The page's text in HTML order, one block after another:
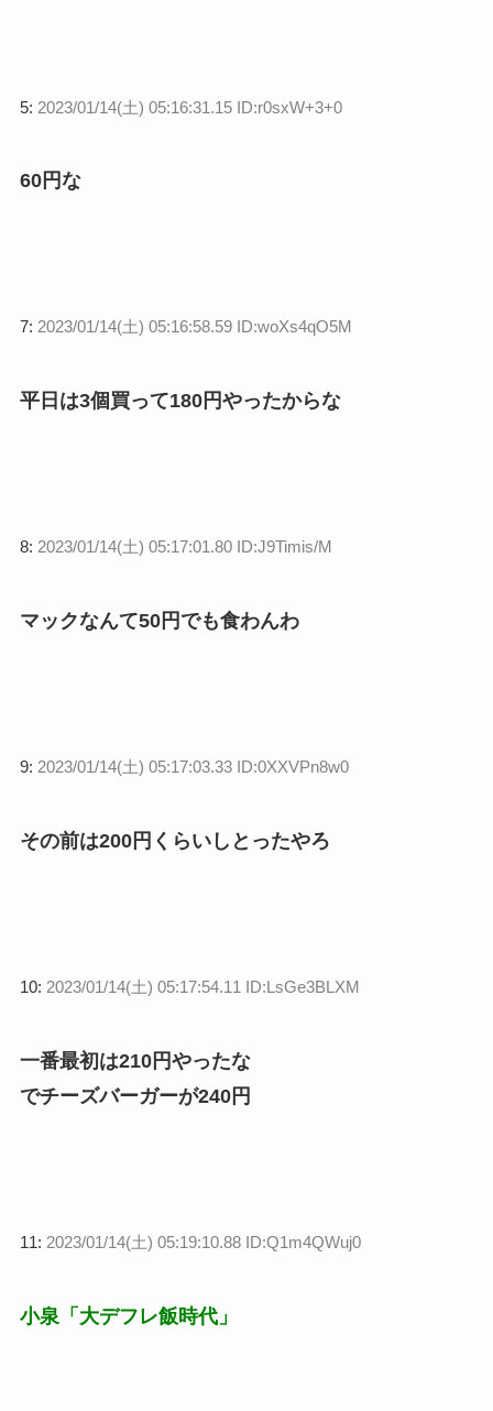
5: 2023/01/14(土) 05:16:31.15 ID:r0sxW+3+0
60円な
7: 2023/01/14(土) 05:16:58.59 ID:woXs4qO5M
平日は3個買って180円やったからな
8: 2023/01/14(土) 05:17:01.80 ID:J9Timis/M
マックなんて50円でも食わんわ
9: 2023/01/14(土) 05:17:03.33 ID:0XXVPn8w0
その前は200円くらいしとったやろ
10: 2023/01/14(土) 05:17:54.11 ID:LsGe3BLXM
一番最初は210円やったな
でチーズバーガーが240円
11: 2023/01/14(土) 05:19:10.88 ID:Q1m4QWuj0
小泉「大デフレ飯時代」